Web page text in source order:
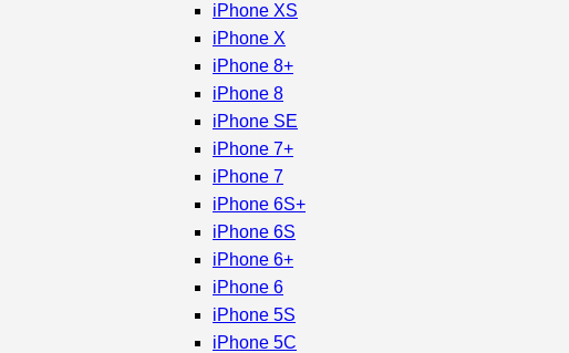
iPhone XS
iPhone X
iPhone 8+
iPhone 8
iPhone SE
iPhone 7+
iPhone 7
iPhone 6S+
iPhone 6S
iPhone 6+
iPhone 6
iPhone 5S
iPhone 5C